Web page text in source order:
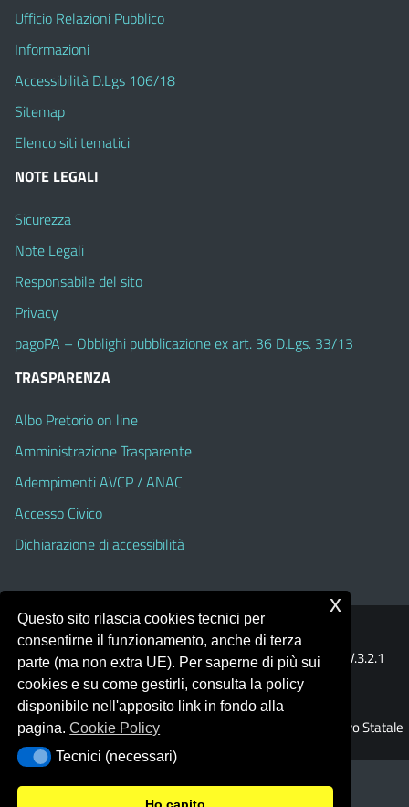
Ufficio Relazioni Pubblico
Informazioni
Accessibilità D.Lgs 106/18
Sitemap
Elenco siti tematici
NOTE LEGALI
Sicurezza
Note Legali
Responsabile del sito
Privacy
pagoPA – Obblighi pubblicazione ex art. 36 D.Lgs. 33/13
TRASPARENZA
Albo Pretorio on line
Amministrazione Trasparente
Adempimenti AVCP / ANAC
Accesso Civico
Dichiarazione di accessibilità
Portale realizzato con la piattaformaArgo Web 4.0
Template Italia configurato sul tema accessibileEduTheme
V.3.2.1
(Alioth)
© 2026 Istituto Comprensivo Statale
Questo sito rilascia cookies tecnici per
consentirne il funzionamento, anche di terza
parte (ma non extra UE). Per saperne di più sui
cookies e su come gestirli, consulta la policy
disponibile nell'apposito link in fondo alla
pagina.Cookie Policy
Tecnici (necessari)
Tecnici (necessari)
x